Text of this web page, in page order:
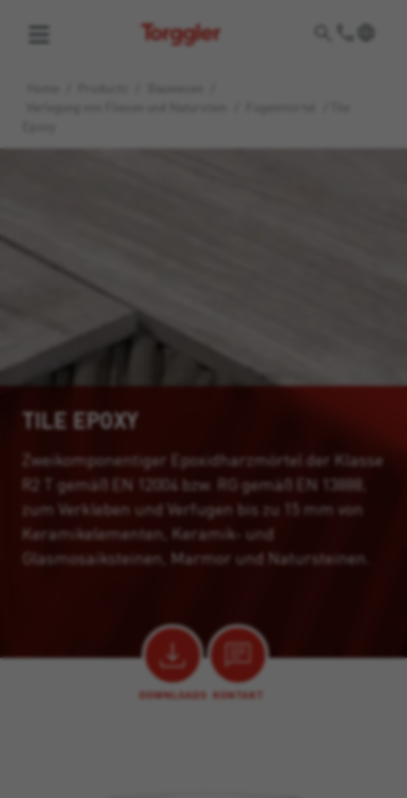
Torggler
TILE EPOXY
Zweikomponentiger Epoxidharzmörtel der Klasse
R2 T gemäß EN 12004 bzw. RG gemäß EN 13888,
zum Verkleben und Verfugen bis zu 15 mm von
Keramikelementen, Keramik- und
Glasmosaiksteinen, Marmor und Natursteinen.
DOWNLOADS KONTAKT